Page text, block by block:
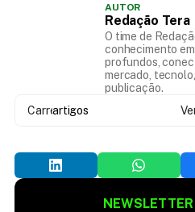
AUTOR
Redação Tera
O time de
conhecimento
profundos,
mercado,
publicação.
Carregando...
artigos